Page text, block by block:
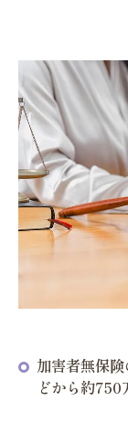
加害者無保
どから約